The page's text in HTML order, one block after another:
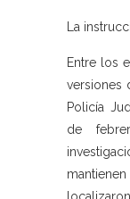
La
Entre los
versiones
Policía
de